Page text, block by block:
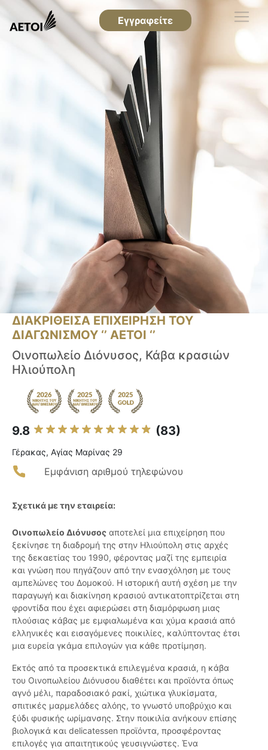
Εγγραφείτε
ΔΙΑΚΡΙΘΕΙΣΑ ΕΠΙΧΕΙΡΗΣΗ ΤΟΥ
ΔΙΑΓΩΝΙΣΜΟΥ ‘’ ΑΕΤΟΙ ‘’
Οινοπωλείο Διόνυσος, Κάβα κρασιών
Ηλιούπολη
9.8 (83)
Γέρακας, Αγίας Μαρίνας 29
Εμφάνιση αριθμού τηλεφώνου
Σχετικά με την εταιρεία:
Οινοπωλείο Διόνυσος αποτελεί μια επιχείρηση που
ξεκίνησε τη διαδρομή της στην Ηλιούπολη στις αρχές
της δεκαετίας του 1990, φέροντας μαζί της εμπειρία
και γνώση που πηγάζουν από την ενασχόληση με τους
αμπελώνες του Δομοκού. Η ιστορική αυτή σχέση με την
παραγωγή και διακίνηση κρασιού αντικατοπτρίζεται στη
φροντίδα που έχει αφιερώσει στη διαμόρφωση μιας
πλούσιας κάβας με εμφιαλωμένα και χύμα κρασιά από
ελληνικές και εισαγόμενες ποικιλίες, καλύπτοντας έτσι
μια ευρεία γκάμα επιλογών για κάθε προτίμηση.
Εκτός από τα προσεκτικά επιλεγμένα κρασιά, η κάβα
του Οινοπωλείου Διόνυσου διαθέτει και προϊόντα όπως
αγνό μέλι, παραδοσιακό ρακί, χιώτικα γλυκίσματα,
σπιτικές μαρμελάδες αλόης, το γνωστό υποβρύχιο και
ξύδι φυσικής ωρίμανσης. Στην ποικιλία ανήκουν επίσης
βιολογικά και delicatessen προϊόντα, προσφέροντας
επιλογές για απαιτητικούς γευσιγνώστες. Ένα